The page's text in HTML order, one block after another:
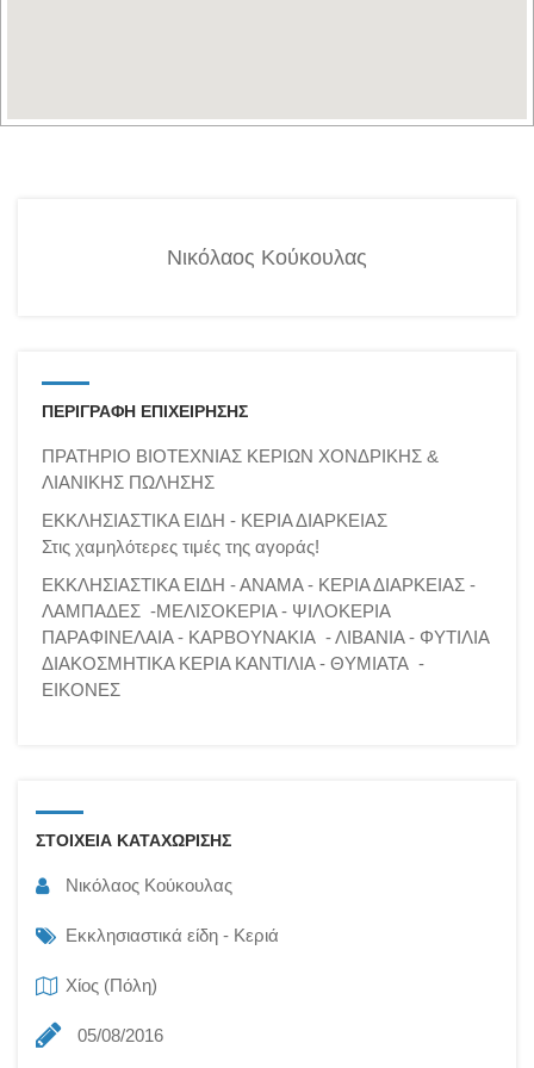
Νικόλαος Κούκουλας
ΠΕΡΙΓΡΑΦΗ ΕΠΙΧΕΙΡΗΣΗΣ
ΠΡΑΤΗΡΙΟ ΒΙΟΤΕΧΝΙΑΣ ΚΕΡΙΩΝ ΧΟΝΔΡΙΚΗΣ &
ΛΙΑΝΙΚΗΣ ΠΩΛΗΣΗΣ
ΕΚΚΛΗΣΙΑΣΤΙΚΑ ΕΙΔΗ - ΚΕΡΙΑ ΔΙΑΡΚΕΙΑΣ
Στις χαμηλότερες τιμές της αγοράς!
ΕΚΚΛΗΣΙΑΣΤΙΚΑ ΕΙΔΗ - ΑΝΑΜΑ - ΚΕΡΙΑ ΔΙΑΡΚΕΙΑΣ -
ΛΑΜΠΑΔΕΣ -ΜΕΛΙΣΟΚΕΡΙΑ - ΨΙΛΟΚΕΡΙΑ
ΠΑΡΑΦΙΝΕΛΑΙΑ - ΚΑΡΒΟΥΝΑΚΙΑ - ΛΙΒΑΝΙΑ - ΦΥΤΙΛΙΑ
ΔΙΑΚΟΣΜΗΤΙΚΑ ΚΕΡΙΑ ΚΑΝΤΙΛΙΑ - ΘΥΜΙΑΤΑ -
ΕΙΚΟΝΕΣ
ΣΤΟΙΧΕΙΑ ΚΑΤΑΧΩΡΙΣΗΣ
Νικόλαος Κούκουλας
Εκκλησιαστικά είδη - Κεριά
Χίος (Πόλη)
05/08/2016